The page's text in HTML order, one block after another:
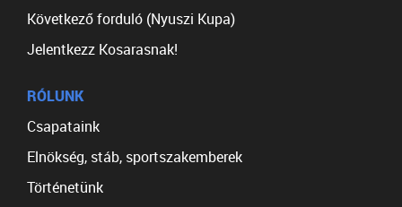
Következő forduló (Nyuszi Kupa)
Jelentkezz Kosarasnak!
RÓLUNK
Csapataink
Elnökség, stáb, sportszakemberek
Történetünk